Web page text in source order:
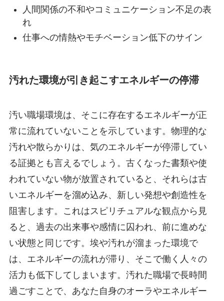
人間関係の不和やコミュニケーション不足の表
れ
仕事への情熱やモチベーション低下のサイン
汚れた環境が引き起こすエネルギーの停滞
汚い職場環境は、そこに存在するエネルギーが正
常に流れていないことを示しています。物理的な
汚れや散らかりは、気のエネルギーが停滞してい
る証拠とも言えるでしょう。古くなった書類や使
われていない物が放置されていると、それらは古
いエネルギーを溜め込み、新しい発想や創造性を
阻害します。これはスピリチュアルな観点から見
ると、過去の出来事や感情に囚われ、前に進めな
い状態と同じです。埃や汚れが溜まった環境で
は、エネルギーの流れが滞り、そこで働く人々の
活力も低下してしまいます。汚れた職場で長時間
過ごすことで、あなた自身のオーラやエネルギー